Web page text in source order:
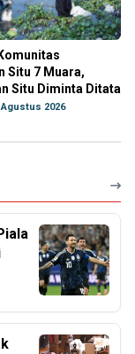
Situ 7 Muara,
Situ Diminta Ditata
2026